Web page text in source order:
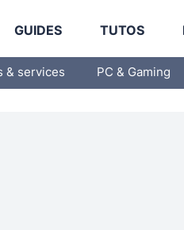
GUIDES TUTOS
& services PC & Gaming